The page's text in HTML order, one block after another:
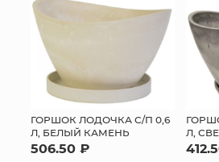
ГОРШОК ЛОДОЧКА С/П 0,6
Л, БЕЛЫЙ КАМЕНЬ
506.50 ₽
Л,